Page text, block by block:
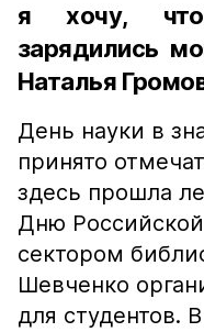
я хочу,
зарядились
Наталья
День науки в
принято
здесь прошла
Дню
сектором
Шевченко
для студентов.